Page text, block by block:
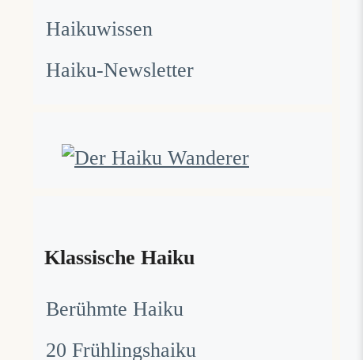
Haikuwissen
Haiku-Newsletter
Klassische Haiku
Berühmte Haiku
20 Frühlingshaiku